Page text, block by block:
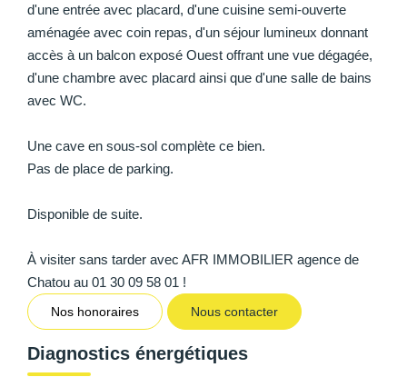
d'une entrée avec placard, d'une cuisine semi-ouverte
aménagée avec coin repas, d'un séjour lumineux donnant
accès à un balcon exposé Ouest offrant une vue dégagée,
d'une chambre avec placard ainsi que d'une salle de bains
avec WC.
Une cave en sous-sol complète ce bien.
Pas de place de parking.
Disponible de suite.
À visiter sans tarder avec AFR IMMOBILIER agence de
Chatou au 01 30 09 58 01 !
Nos honoraires Nous contacter
Diagnostics énergétiques